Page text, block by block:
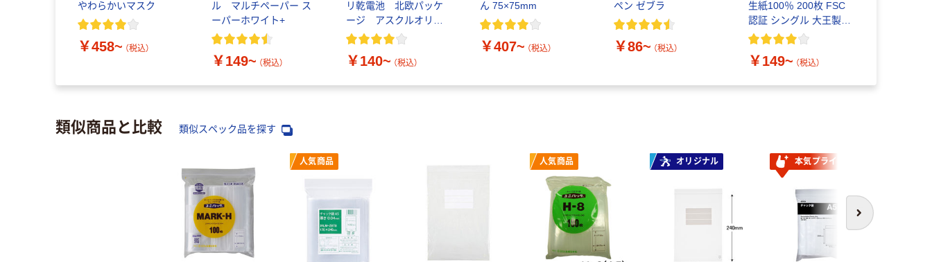
やわらかいマスク
￥458~ （税込）
ル マルチペーパー ス
ーパーホワイト+
￥149~ （税込）
リ乾電池 北欧パッケ
ージ アスクルオリジ
ナル
￥140~ （税込）
ん 75×75mm
￥407~ （税込）
ペン ゼブラ
￥86~ （税込）
生紙100％ 200枚 FSC
認証 シングル 大王製紙
共同企画 オリジナル
￥149~ （税込）
類似商品と比較 類似スペック品を探す
次へ
人気商品 人気商品 オリジナル 本気プライス